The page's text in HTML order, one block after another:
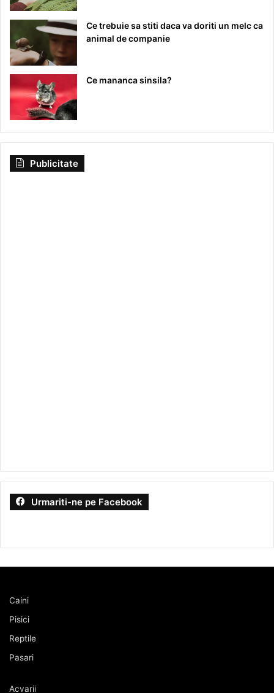
Ce trebuie sa stiti daca va doriti un melc ca
animal de companie
Ce mananca sinsila?
Publicitate
Urmariti-ne pe Facebook
Caini
Pisici
Reptile
Pasari
Acvarii